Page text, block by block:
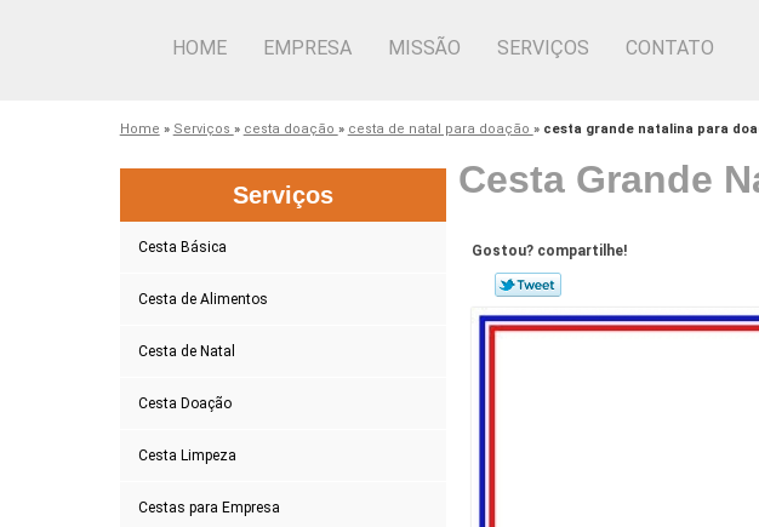
HOME EMPRESA MISSÃO SERVIÇOS CONTATO
Home » Serviços » cesta doação » cesta de natal para doação » cesta grande natalina para
Serviços
Cesta Básica
Cesta de Alimentos
Cesta de Natal
Cesta Doação
Cesta Limpeza
Cestas para Empresa
Cesta Grande
Gostou? compartilhe!